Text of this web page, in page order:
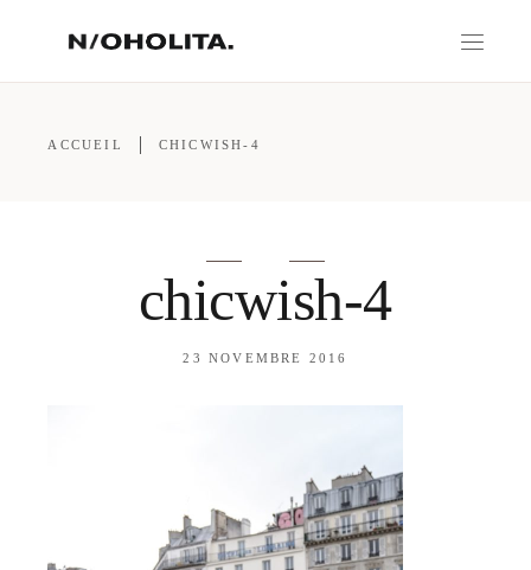
ACCUEIL CHICWISH-4
chicwish-4
23 NOVEMBRE 2016